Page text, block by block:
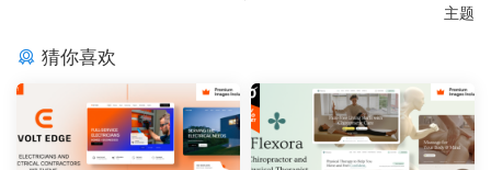
主题
猜你喜欢